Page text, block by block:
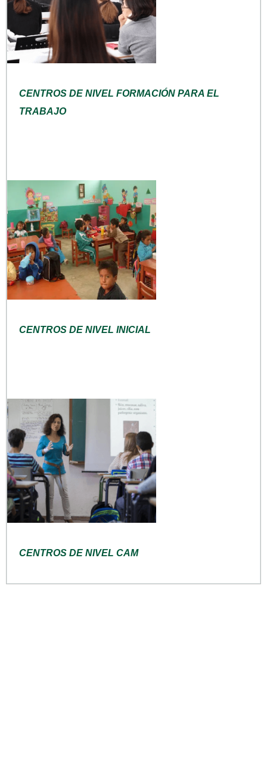
CENTROS DE NIVEL FORMACIÓN PARA EL
TRABAJO
CENTROS DE NIVEL INICIAL
CENTROS DE NIVEL CAM